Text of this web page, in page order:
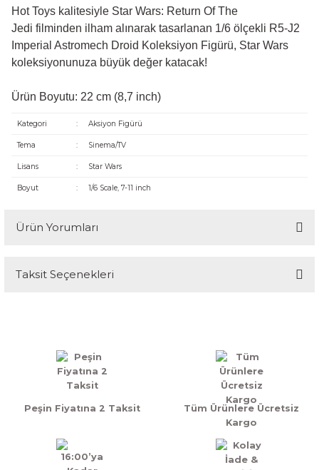
Hot Toys kalitesiyle Star Wars: Return Of The
Jedi filminden ilham alınarak tasarlanan 1/6 ölçekli R5-J2
Imperial Astromech Droid Koleksiyon Figürü, Star Wars
koleksiyonunuza büyük değer katacak!
Ürün Boyutu: 22 cm (8,7 inch)
Kategori : Aksiyon Figürü
Tema : Sinema/TV
Lisans : Star Wars
Boyut : 1/6 Scale, 7-11 inch
Ürün Yorumları
Bu ürüne ilk yorumu siz yapın!
Taksit Seçenekleri
Peşin Fiyatına 2 Taksit
Tüm Ürünlere Ücretsiz
Kargo